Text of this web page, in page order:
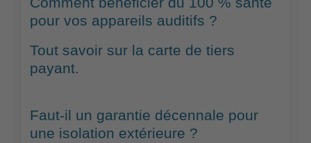
pour vos appareils auditifs ?
Tout savoir sur la carte de tiers
payant.
Faut-il un garantie décennale pour
une isolation extérieure ?